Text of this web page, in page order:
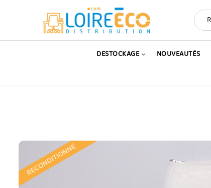
DESTOCKAGE NOUVEAUTÉS
RECONDITIONNÉ